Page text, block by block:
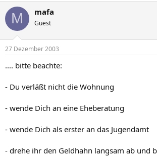
M mafa
Guest
27 Dezember 2003
.... bitte beachte:
- Du verläßt nicht die Wohnung
- wende Dich an eine Eheberatung
- wende Dich als erster an das Jugendamt
- drehe ihr den Geldhahn langsam ab und